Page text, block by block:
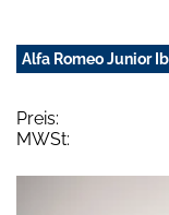
Alfa Romeo Junior
Preis:
MWSt: